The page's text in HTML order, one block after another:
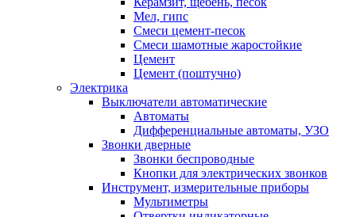
Мел, гипс
Смеси цемент-песок
Смеси шамотные жаростойкие
Цемент
Цемент (поштучно)
Электрика
Выключатели автоматические
Автоматы
Дифференциальные автоматы, УЗО
Звонки дверные
Звонки беспроводные
Кнопки для электрических звонков
Инструмент, измерительные приборы
Мультиметры